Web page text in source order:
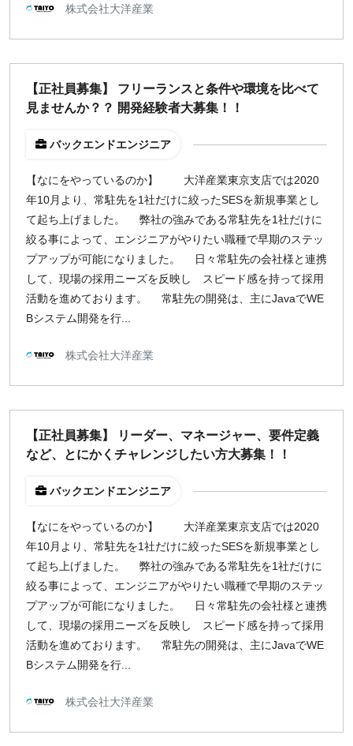
株式会社大洋産業
【正社員募集】 フリーランスと条件や環境を比べて
見ませんか？？ 開発経験者大募集！！
バックエンドエンジニア
【なにをやっているのか】 大洋産業東京支店では2020
年10月より、常駐先を1社だけに絞ったSESを新規事業とし
て起ち上げました。 弊社の強みである常駐先を1社だけに
絞る事によって、エンジニアがやりたい職種で早期のステッ
プアップが可能になりました。 日々常駐先の会社様と連携
して、現場の採用ニーズを反映し スピード感を持って採用
活動を進めております。 常駐先の開発は、主にJavaでWE
Bシステム開発を行...
株式会社大洋産業
【正社員募集】 リーダー、マネージャー、要件定義
など、とにかくチャレンジしたい方大募集！！
バックエンドエンジニア
【なにをやっているのか】 大洋産業東京支店では2020
年10月より、常駐先を1社だけに絞ったSESを新規事業とし
て起ち上げました。 弊社の強みである常駐先を1社だけに
絞る事によって、エンジニアがやりたい職種で早期のステッ
プアップが可能になりました。 日々常駐先の会社様と連携
して、現場の採用ニーズを反映し スピード感を持って採用
活動を進めております。 常駐先の開発は、主にJavaでWE
Bシステム開発を行...
株式会社大洋産業